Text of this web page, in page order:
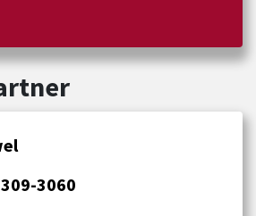
3060